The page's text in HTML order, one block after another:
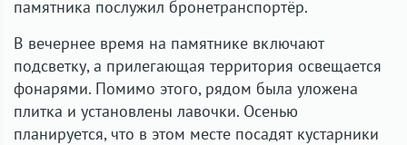
памятника послужил бронетранспортёр.
В вечернее время на памятнике включают
подсветку, а прилегающая территория освещается
фонарями. Помимо этого, рядом была уложена
плитка и установлены лавочки. Осенью
планируется, что в этом месте посадят кустарники